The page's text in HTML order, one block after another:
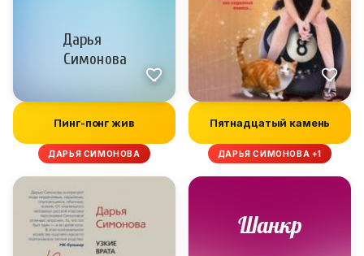
Пинг-понг жив
ДАРЬЯ СИМОНОВА
Пятнадцатый камень
ДАРЬЯ СИМОНОВА +1